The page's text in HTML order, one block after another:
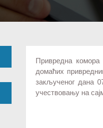
Привредна комора
домаћих
закљученог дана
учествовању на